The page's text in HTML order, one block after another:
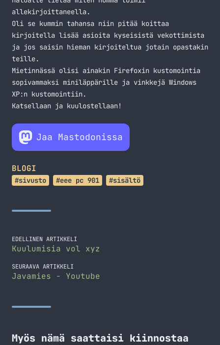
allekirjoittaneella.
Oli se kummin tahansa niin pitää koittaa
kirjoitella lisää asioita kyseisistä vekottimista
ja jos saisin hieman kirjoiteltua jotain opastakin
teille.
Mietinnässä olisi ainakin Firefoxin kustomointia
sopivammaksi miniläppärille ja vinkkejä Windows
XP:n kustomointiin.
Katsellaan ja kuulostellaan!
Jaa Mastodonissa
BLOGI
#sivusto #eee pc 901 #sisältö
EDELLINEN ARTIKKELI
Kuulumisia vol xyz
SEURAAVA ARTIKKELI
Javamies - Youtube
Myös nämä saattaisi kiinnostaa